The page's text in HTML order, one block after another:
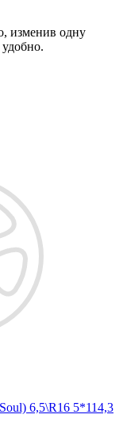
изменив одну
6,5\R16 5*114,3